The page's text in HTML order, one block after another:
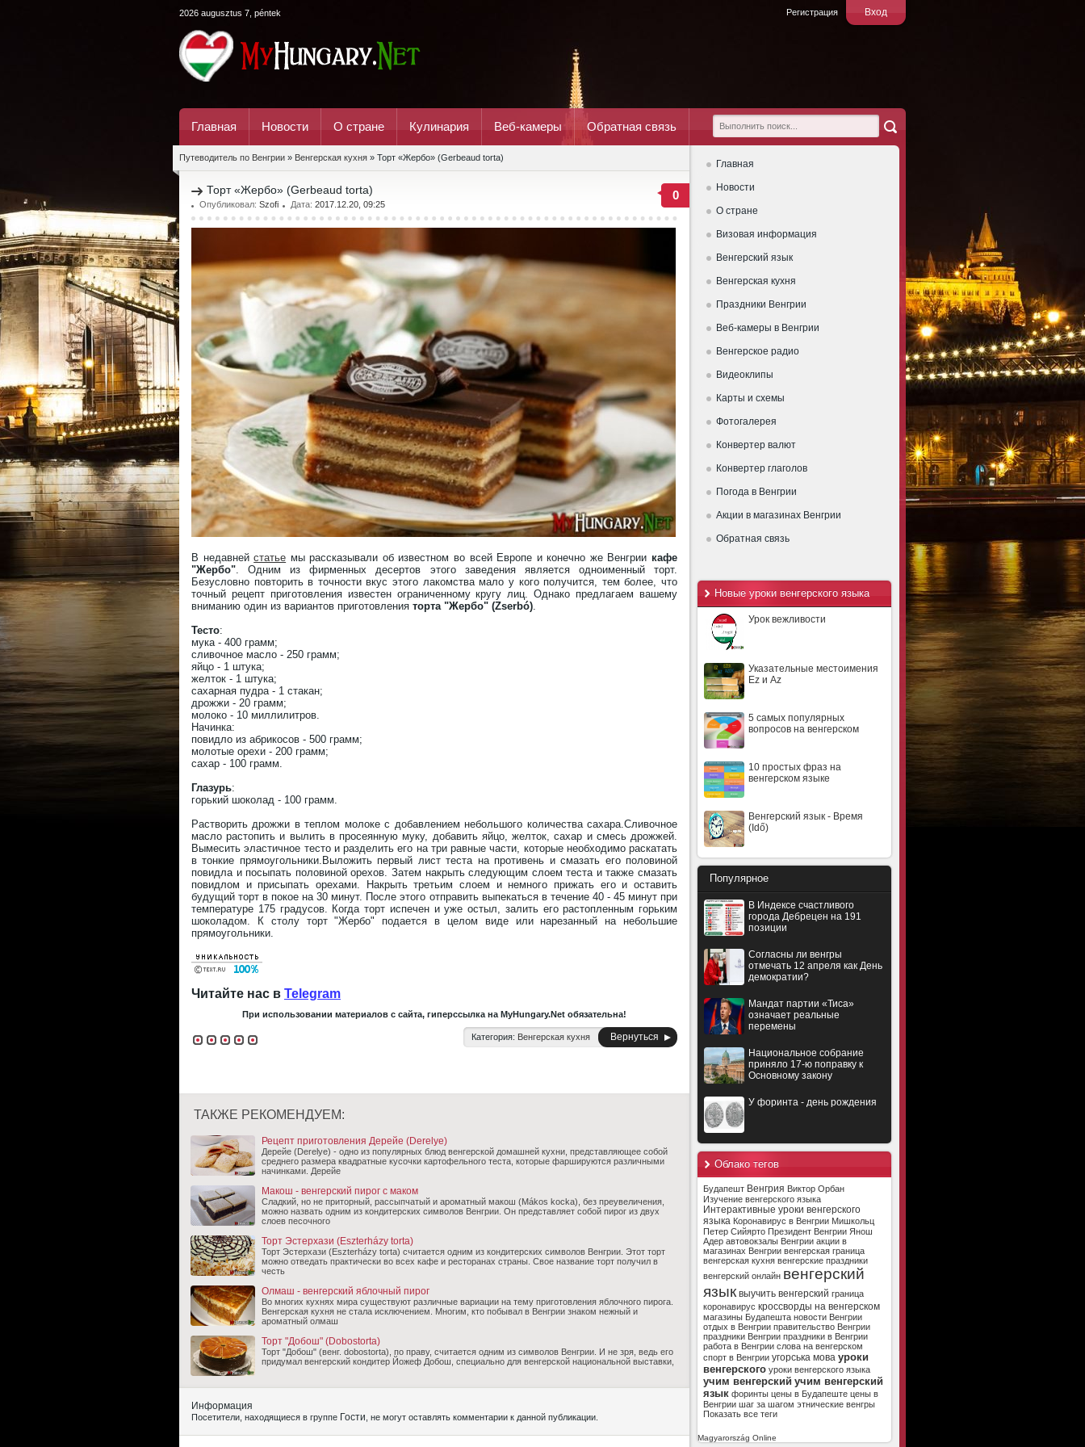
Вход
Регистрация
2026 augusztus 7, péntek
Главная Новости О стране Кулинария Веб-камеры Обратная связь
Главная
Новости
О стране
Визовая информация
Венгерский язык
Венгерская кухня
Праздники Венгрии
Веб-камеры в Венгрии
Венгерское радио
Видеоклипы
Карты и схемы
Фотогалерея
Конвертер валют
Конвертер глаголов
Погода в Венгрии
Акции в магазинах Венгрии
Обратная связь
Новые уроки венгерского языка
Урок вежливости
Указательные местоимения
Ez и Az
5 самых популярных
вопросов на венгерском
10 простых фраз на
венгерском языке
Венгерский язык - Время
(Idő)
Популярное
В Индексе счастливого
города Дебрецен на 191
позиции
Согласны ли венгры
отмечать 12 апреля как День
демократии?
Мандат партии «Тиса»
означает реальные
перемены
Национальное собрание
приняло 17-ю поправку к
Основному закону
У форинта - день рождения
Облако тегов
Будапешт Венгрия Виктор Орбан
Изучение венгерского языка
Интерактивные уроки венгерского
языка Коронавирус в Венгрии Мишкольц
Петер Сийярто Президент Венгрии Янош
Адер автовокзалы Венгрии акции в
магазинах Венгрии венгерская граница
венгерская кухня венгерские праздники
венгерский онлайн венгерский
язык выучить венгерский граница
коронавирус кроссворды на венгерском
магазины Будапешта новости Венгрии
отдых в Венгрии правительство Венгрии
праздники Венгрии праздники в Венгрии
работа в Венгрии слова на венгерском
спорт в Венгрии угорська мова уроки
венгерского уроки венгерского языка
учим венгерский учим венгерский
язык форинты цены в Будапеште цены в
Венгрии шаг за шагом этнические венгры
Показать все теги
Magyarország Online
Путеводитель по Венгрии » Венгерская кухня » Торт «Жербо» (Gerbeaud torta)
0
Торт «Жербо» (Gerbeaud torta)
Опубликовал: Szofi Дата: 2017.12.20, 09:25
В недавнейстатье мы рассказывали об известном во всей Европе и конечно же Венгрии кафе
"Жербо". Одним из фирменных десертов этого заведения является одноименный торт.
Безусловно повторить в точности вкус этого лакомства мало у кого получится, тем более, что
точный рецепт приготовления известен ограниченному кругу лиц. Однако предлагаем вашему
вниманию один из вариантов приготовления торта "Жербо" (Zserbó).
Тесто:
мука - 400 грамм;
сливочное масло - 250 грамм;
яйцо - 1 штука;
желток - 1 штука;
сахарная пудра - 1 стакан;
дрожжи - 20 грамм;
молоко - 10 миллилитров.
Начинка:
повидло из абрикосов - 500 грамм;
молотые орехи - 200 грамм;
сахар - 100 грамм.
Глазурь:
горький шоколад - 100 грамм.
Растворить дрожжи в теплом молоке с добавлением небольшого количества сахара.Сливочное
масло растопить и вылить в просеянную муку, добавить яйцо, желток, сахар и смесь дрожжей.
Вымесить эластичное тесто и разделить его на три равные части, которые необходимо раскатать
в тонкие прямоугольники.Выложить первый лист теста на противень и смазать его половиной
повидла и посыпать половиной орехов. Затем накрыть следующим слоем теста и также смазать
повидлом и присыпать орехами. Накрыть третьим слоем и немного прижать его и оставить
будущий торт в покое на 30 минут. После этого отправить выпекаться в течение 40 - 45 минут при
температуре 175 градусов. Когда торт испечен и уже остыл, залить его растопленным горьким
шоколадом. К столу торт "Жербо" подается в целом виде или нарезанный на небольшие
прямоугольники.
Читайте нас в Telegram
При использовании материалов с сайта, гиперссылка на MyHungary.Net обязательна!
Категория: Венгерская кухня Вернуться
ТАКЖЕ РЕКОМЕНДУЕМ:
Рецепт приготовления Дерейе (Derelye)
Дерейе (Derelye) - одно из популярных блюд венгерской домашней кухни, представляющее собой
среднего размера квадратные кусочки картофельного теста, которые фаршируются различными
начинками. Дерейе
Макош - венгерский пирог с маком
Сладкий, но не приторный, рассыпчатый и ароматный макош (Mákos kocka), без преувеличения,
можно назвать одним из кондитерских символов Венгрии. Он представляет собой пирог из двух
слоев песочного
Торт Эстерхази (Eszterházy torta)
Торт Эстерхази (Eszterházy torta) считается одним из кондитерских символов Венгрии. Этот торт
можно отведать практически во всех кафе и ресторанах страны. Свое название торт получил в
честь
Олмаш - венгерский яблочный пирог
Во многих кухнях мира существуют различные вариации на тему приготовления яблочного пирога.
Венгерская кухня не стала исключением. Многим, кто побывал в Венгрии знаком нежный и
ароматный олмаш
Торт "Добош" (Dobostorta)
Торт "Добош" (венг. dobostorta), по праву, считается одним из символов Венгрии. И не зря, ведь его
придумал венгерский кондитер Йожеф Добош, специально для венгерской национальной выставки,
Информация
Посетители, находящиеся в группе Гости , не могут оставлять комментарии к данной публикации.